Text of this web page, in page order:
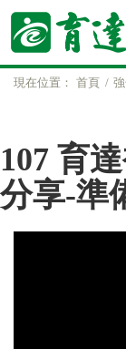
現在位置： 首頁
107 育
分享-準